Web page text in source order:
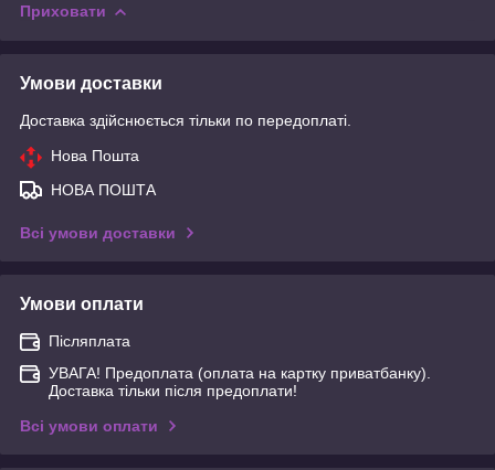
Приховати
Умови доставки
Доставка здійснюється тільки по передоплаті.
Нова Пошта
НОВА ПОШТА
Всі умови доставки
Умови оплати
Післяплата
УВАГА! Предоплата (оплата на картку приватбанку).
Доставка тільки після предоплати!
Всі умови оплати